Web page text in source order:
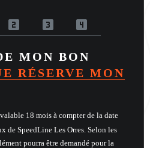
looks_two looks_3 looks_4
MON BON
RÉSERVE MON
18 mois à compter de la date
de SpeedLine Les Orres. Selon les
pourra être demandé pour la